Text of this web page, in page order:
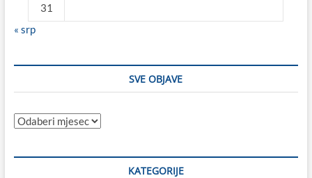
31
« srp
SVE OBJAVE
Sve
KATEGORIJE